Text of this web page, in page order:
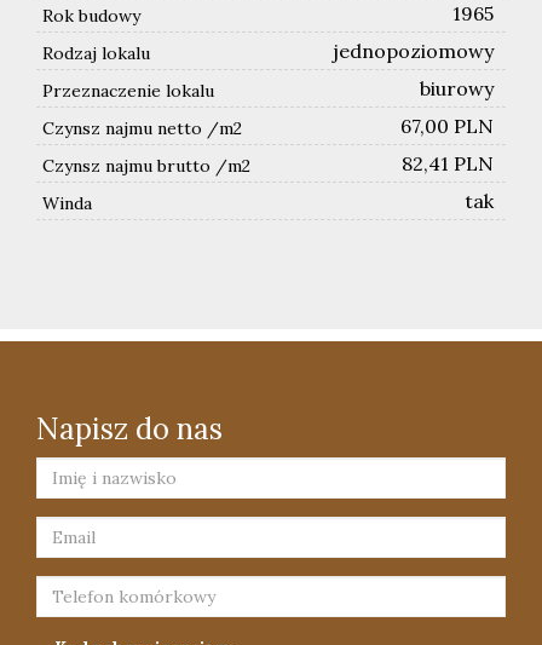
Rok budowy 1965
Rodzaj lokalu jednopoziomowy
Przeznaczenie lokalu biurowy
Czynsz najmu netto /m2 67,00 PLN
Czynsz najmu brutto /m2 82,41 PLN
Winda tak
Napisz do nas